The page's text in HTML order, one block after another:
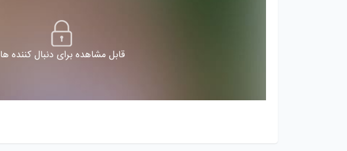
قابل مشاهده برای دنبال کننده ها